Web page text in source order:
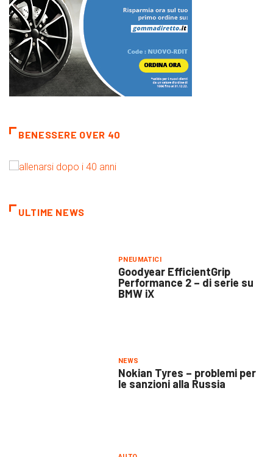
BENESSERE OVER 40
ULTIME NEWS
PNEUMATICI
Goodyear EfficientGrip
Performance 2 – di serie su
BMW iX
NEWS
Nokian Tyres – problemi per
le sanzioni alla Russia